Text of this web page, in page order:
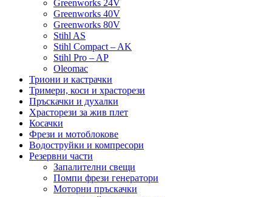
Greenworks 24V
Greenworks 40V
Greenworks 80V
Stihl AS
Stihl Compact – AK
Stihl Pro – AP
Oleomac
Триони и кастрачки
Тримери, коси и храсторези
Пръскачки и духалки
Храсторези за жив плет
Косачки
Фрези и мотоблокове
Водоструйки и компресори
Резервни части
Запалителни свещи
Помпи фрези генератори
Моторни пръскачки